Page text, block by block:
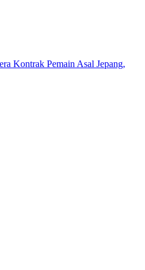
Kontrak Pemain Asal Jepang,